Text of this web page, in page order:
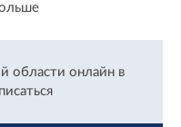
области онлайн в